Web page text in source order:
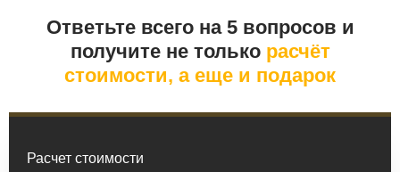
Ответьте всего на 5 вопросов и
получите не толькорасчёт
стоимости, а еще и подарок
Расчет стоимости